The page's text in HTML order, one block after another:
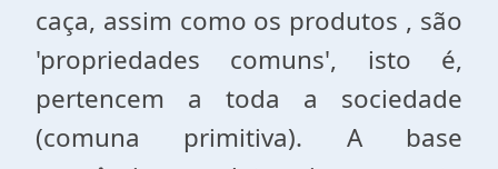
caça, assim como os produtos , são
'propriedades comuns', isto é,
pertencem a toda a sociedade
(comuna primitiva). A base